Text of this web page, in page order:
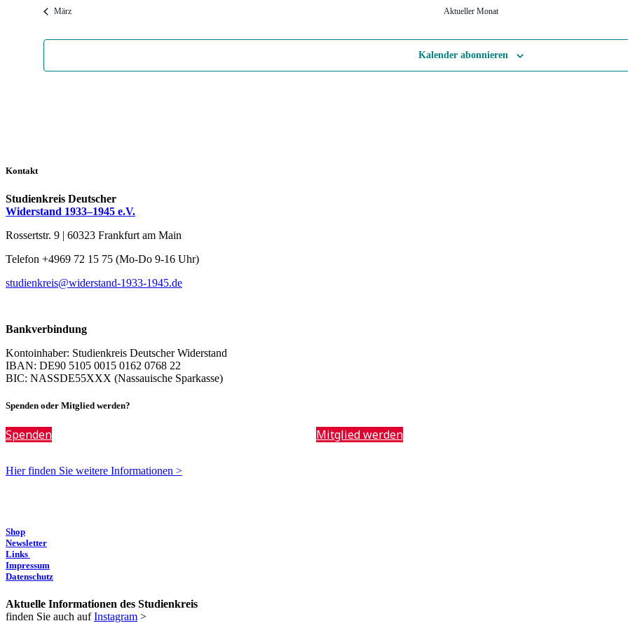
März Aktueller Monat
Kalender abonnieren
Kontakt
Studienkreis Deutscher
Widerstand 1933–1945 e.V.
Rossertstr. 9 | 60323 Frankfurt am Main
Telefon +4969 72 15 75 (Mo-Do 9-16 Uhr)
studienkreis@widerstand-1933-1945.de
Bankverbindung
Kontoinhaber: Studienkreis Deutscher Widerstand
IBAN: DE90 5105 0015 0162 0768 22
BIC: NASSDE55XXX (Nassauische Sparkasse)
Spenden oder Mitglied werden?
Spenden Mitglied werden
Hier finden Sie weitere Informationen >
Shop
Newsletter
Links
Impressum
Datenschutz
Aktuelle Informationen des Studienkreis
finden Sie auch aufInstagram >